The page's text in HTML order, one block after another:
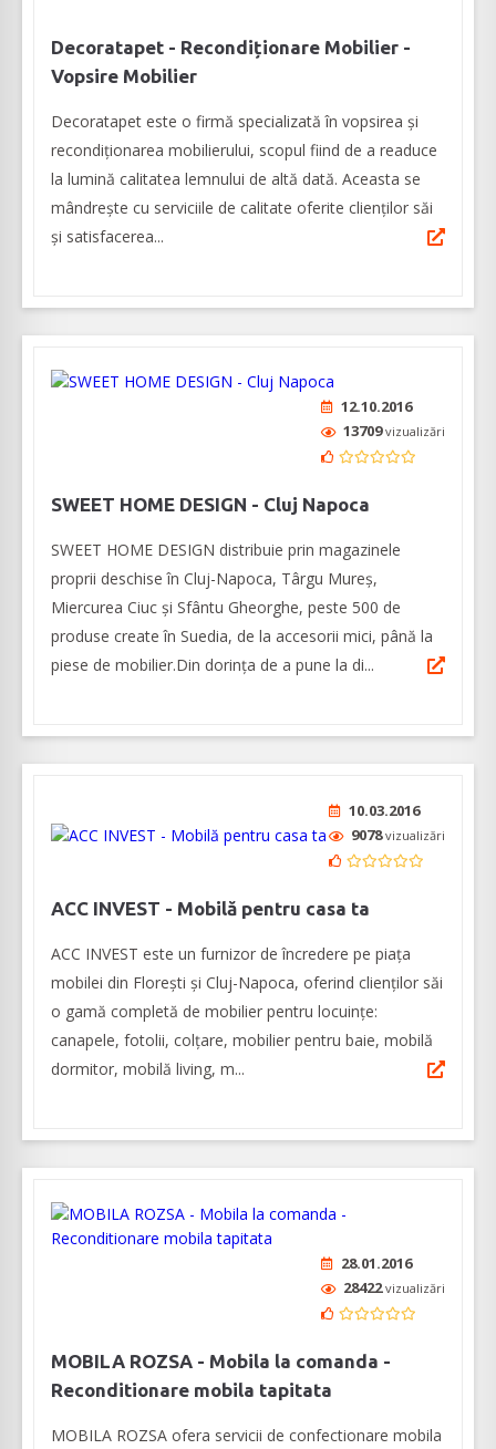
Decoratapet - Recondiționare Mobilier -
Vopsire Mobilier
Decoratapet este o firmă specializată în vopsirea și
recondiționarea mobilierului, scopul fiind de a readuce
la lumină calitatea lemnului de altă dată. Aceasta se
mândrește cu serviciile de calitate oferite clienților săi
și satisfacerea...
12.10.2016
13709vizualizări
SWEET HOME DESIGN - Cluj Napoca
SWEET HOME DESIGN distribuie prin magazinele
proprii deschise în Cluj-Napoca, Târgu Mureș,
Miercurea Ciuc și Sfântu Gheorghe, peste 500 de
produse create în Suedia, de la accesorii mici, până la
piese de mobilier.Din dorința de a pune la di...
10.03.2016
9078vizualizări
ACC INVEST - Mobilă pentru casa ta
ACC INVEST este un furnizor de încredere pe piața
mobilei din Florești și Cluj-Napoca, oferind clienților săi
o gamă completă de mobilier pentru locuințe:
canapele, fotolii, colțare, mobilier pentru baie, mobilă
dormitor, mobilă living, m...
28.01.2016
28422vizualizări
MOBILA ROZSA - Mobila la comanda -
Reconditionare mobila tapitata
MOBILA ROZSA ofera servicii de confectionare mobila